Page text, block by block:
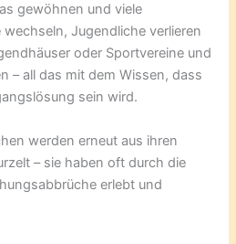
gewöhnen und viele
Jugendliche verlieren
oder Sportvereine und
– all das mit dem Wissen, dass
sein wird.
werden erneut aus ihren
– sie haben oft durch die
erlebt und